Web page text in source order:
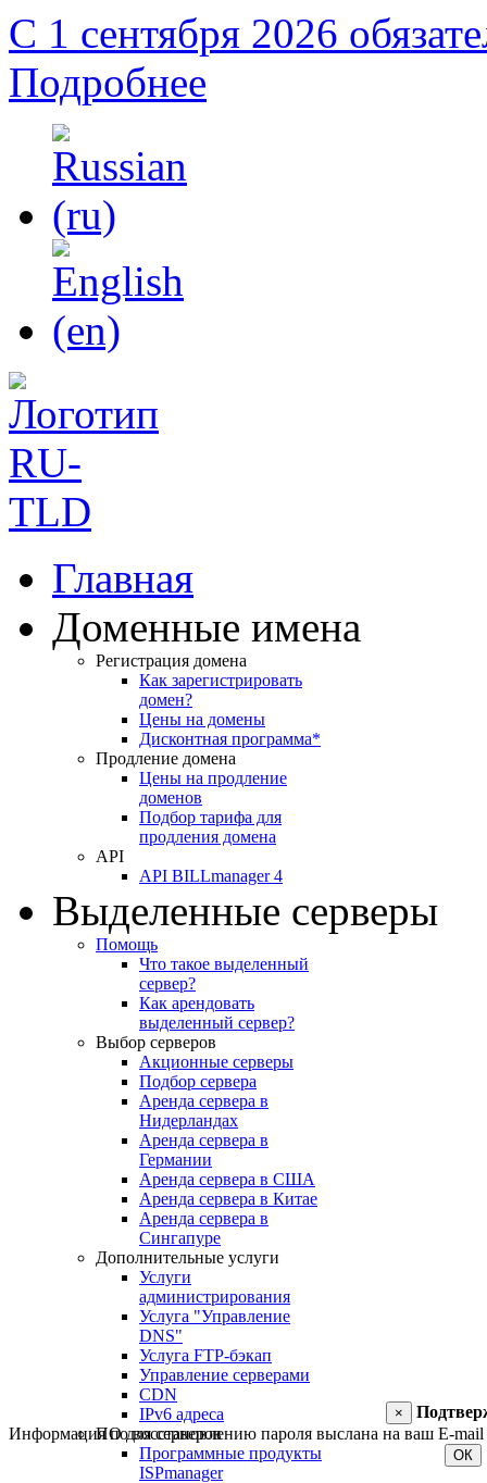
С 1 сентября 2026
Подробнее
Главная
Доменные имена
Регистрация домена
Как зарегистрировать
домен?
Цены на домены
Дисконтная программа*
Продление домена
Цены на продление
доменов
Подбор тарифа для
продления домена
API
API BILLmanager 4
Выделенные серверы
Помощь
Что такое выделенный
сервер?
Как арендовать
выделенный сервер?
Выбор серверов
Акционные серверы
Подбор сервера
Аренда сервера в
Нидерландах
Аренда сервера в
Германии
Аренда сервера в США
Аренда сервера в Китае
Аренда сервера в
Сингапуре
Дополнительные услуги
Услуги
администрирования
Услуга "Управление
DNS"
Услуга FTP-бэкап
Управление серверами
CDN
IPv6 адреса
ПО для серверов
Программные продукты
ISPmanager
×
Информация по восстановлению пароля выслана на ваш E-
ОК